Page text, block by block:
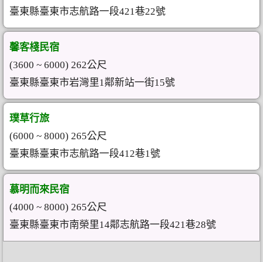
臺東縣臺東市志航路一段421巷22號
馨客棧民宿
(3600 ~ 6000) 262公尺
臺東縣臺東市岩灣里1鄰新站一街15號
璞草行旅
(6000 ~ 8000) 265公尺
臺東縣臺東市志航路一段412巷1號
慕明而來民宿
(4000 ~ 8000) 265公尺
臺東縣臺東市南榮里14鄰志航路一段421巷28號